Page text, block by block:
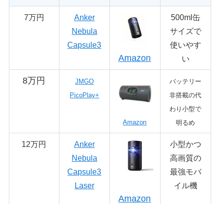
7万円
Anker
Nebula
Capsule3
Amazon
500ml缶
サイズで
使いやす
い
8万円
JMGO
PicoPlay+
Amazon
バッテリー
非搭載の代
わり小型で
明るめ
12万円
Anker
Nebula
Capsule3
Laser
Amazon
小型かつ
高画質の
最強モバ
イル機